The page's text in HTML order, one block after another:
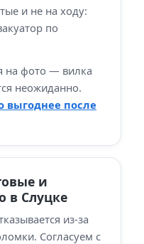
и не на ходу:
по
на фото — вилка
неожиданно.
выгоднее после
и
в Слуцке
из‑за
Согласуем с